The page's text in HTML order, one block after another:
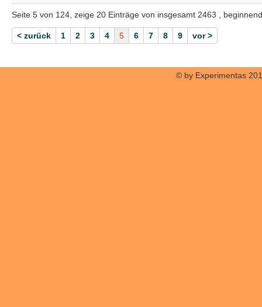
Seite 5 von 124, zeige 20 Einträge von insgesamt 2463 ,
< zurück 1 2 3 4 5 6 7 8 9 vor >
© by Experimentas